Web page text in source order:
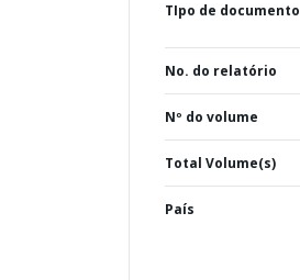
TIpo de documento
No. do relatório
Nº do volume
Total Volume(s)
País